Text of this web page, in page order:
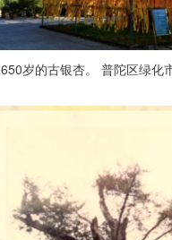
650岁的古银杏。 普陀区绿化